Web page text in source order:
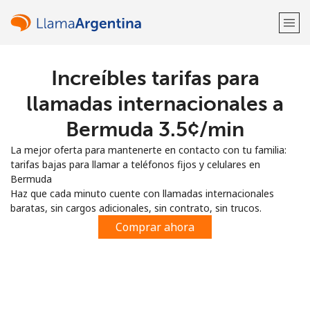
¡Bienvenido!
Regístrate con
o
Increíbles tarifas para
llamadas internacionales a
Bermuda ⁦3.5¢⁩/min
La mejor oferta para mantenerte en contacto con tu familia:
tarifas bajas para llamar a teléfonos fijos y celulares en
Bermuda
Haz que cada minuto cuente con llamadas internacionales
baratas, sin cargos adicionales, sin contrato, sin trucos.
Comprar ahora